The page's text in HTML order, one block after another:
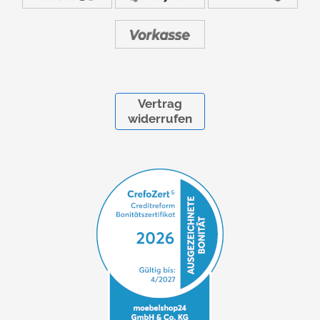
Vertrag
widerrufen